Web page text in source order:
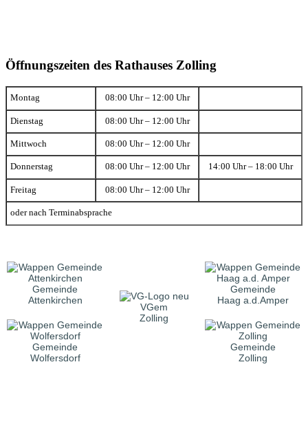
Öffnungszeiten des Rathauses Zolling
Montag 08:00 Uhr – 12:00 Uhr
Dienstag 08:00 Uhr – 12:00 Uhr
Mittwoch 08:00 Uhr – 12:00 Uhr
Donnerstag 08:00 Uhr – 12:00 Uhr 14:00 Uhr – 18:00 Uhr
Freitag 08:00 Uhr – 12:00 Uhr
oder nach Terminabsprache
Gemeinde
Attenkirchen
VGem
Zolling
Gemeinde
Haag a.d.Amper
Gemeinde
Wolfersdorf
Gemeinde
Zolling